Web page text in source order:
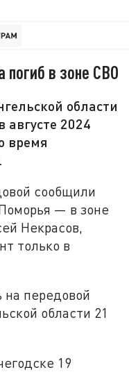
в зоне СВО
области
августе 2024
время
сообщили
— в зоне
Некрасов,
только в
на передовой
области 21
19